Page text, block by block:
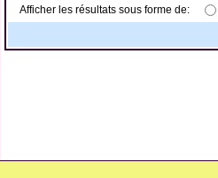
Afficher les résultats sous forme de: